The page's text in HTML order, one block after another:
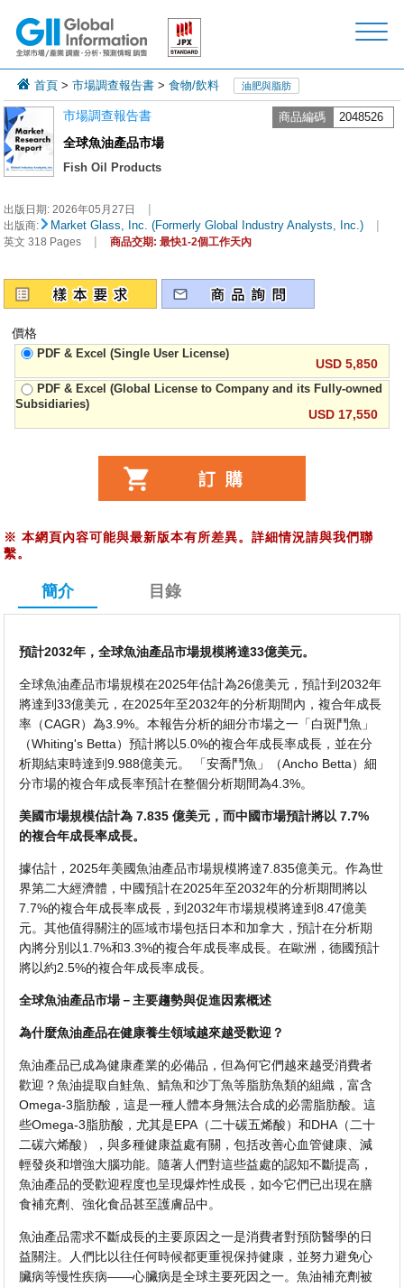
首頁 >市場調查報告書 >食物/飲料 油肥與脂肪
市場調查報告書 商品編碼 2048526
全球魚油產品市場
Fish Oil Products
出版日期:2026年05月27日 |
出版商: Market Glass, Inc. (Formerly Global Industry Analysts, Inc.) |
英文 318 Pages | 商品交期: 最快1-2個工作天內
價格
PDF & Excel (Single User License)
USD 5,850
PDF & Excel (Global License to Company and its Fully-owned
Subsidiaries)
USD 17,550
※ 本網頁內容可能與最新版本有所差異。詳細情況請與我們聯
繫。
簡介 目錄
預計2032年，全球魚油產品市場規模將達33億美元。
全球魚油產品市場規模在2025年估計為26億美元，預計到2032年
將達到33億美元，在2025年至2032年的分析期間內，複合年成長
率（CAGR）為3.9%。本報告分析的細分市場之一「白斑鬥魚」
（Whiting's Betta）預計將以5.0%的複合年成長率成長，並在分
析期結束時達到9.988億美元。 「安喬鬥魚」（Ancho Betta）細
分市場的複合年成長率預計在整個分析期間為4.3%。
美國市場規模估計為 7.835 億美元，而中國市場預計將以 7.7%
的複合年成長率成長。
據估計，2025年美國魚油產品市場規模將達7.835億美元。作為世
界第二大經濟體，中國預計在2025年至2032年的分析期間將以
7.7%的複合年成長率成長，到2032年市場規模將達到8.47億美
元。其他值得關注的區域市場包括日本和加拿大，預計在分析期
內將分別以1.7%和3.3%的複合年成長率成長。在歐洲，德國預計
將以約2.5%的複合年成長率成長。
全球魚油產品市場－主要趨勢與促進因素概述
為什麼魚油產品在健康養生領域越來越受歡迎？
魚油產品已成為健康產業的必備品，但為何它們越來越受消費者
歡迎？魚油提取自鮭魚、鯖魚和沙丁魚等脂肪魚類的組織，富含
Omega-3脂肪酸，這是一種人體本身無法合成的必需脂肪酸。這
些Omega-3脂肪酸，尤其是EPA（二十碳五烯酸）和DHA（二十
二碳六烯酸），與多種健康益處有關，包括改善心血管健康、減
輕發炎和增強大腦功能。隨著人們對這些益處的認知不斷提高，
魚油產品的受歡迎程度也呈現爆炸性成長，如今它們已出現在膳
食補充劑、強化食品甚至護膚品中。
魚油產品需求不斷成長的主要原因之一是消費者對預防醫學的日
益關注。人們比以往任何時候都更重視保持健康，並努力避免心
臟病等慢性疾病——心臟病是全球主要死因之一。魚油補充劑被